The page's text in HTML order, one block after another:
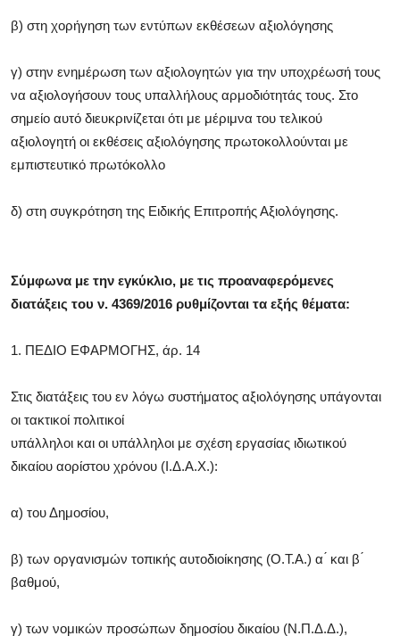
β) στη χορήγηση των εντύπων εκθέσεων αξιολόγησης
γ) στην ενημέρωση των αξιολογητών για την υποχρέωσή τους
να αξιολογήσουν τους υπαλλήλους αρμοδιότητάς τους. Στο
σημείο αυτό διευκρινίζεται ότι με μέριμνα του τελικού
αξιολογητή οι εκθέσεις αξιολόγησης πρωτοκολλούνται με
εμπιστευτικό πρωτόκολλο
δ) στη συγκρότηση της Ειδικής Επιτροπής Αξιολόγησης.
Σύμφωνα με την εγκύκλιο, με τις προαναφερόμενες
διατάξεις του ν. 4369/2016 ρυθμίζονται τα εξής θέματα:
1. ΠΕΔΙΟ ΕΦΑΡΜΟΓΗΣ, άρ. 14
Στις διατάξεις του εν λόγω συστήματος αξιολόγησης υπάγονται
οι τακτικοί πολιτικοί
υπάλληλοι και οι υπάλληλοι με σχέση εργασίας ιδιωτικού
δικαίου αορίστου χρόνου (Ι.Δ.Α.Χ.):
α) του Δημοσίου,
β) των οργανισμών τοπικής αυτοδιοίκησης (Ο.Τ.Α.) α ́ και β ́
βαθμού,
γ) των νομικών προσώπων δημοσίου δικαίου (Ν.Π.Δ.Δ.),